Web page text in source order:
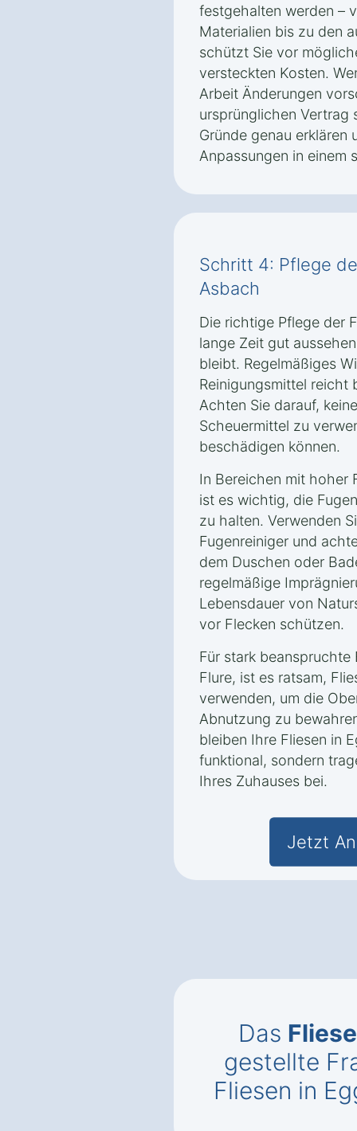
festgehalten werden –
Materialien bis zu den
schützt Sie vor
versteckten Kosten.
Arbeit Änderungen
ursprünglichen Vertrag
Gründe genau erklären
Anpassungen in einem
Schritt 4: Pflege
Asbach
Die richtige Pflege der
lange Zeit gut
bleibt. Regelmäßiges
Reinigungsmittel reicht
Achten Sie darauf,
Scheuermittel zu
beschädigen können.
In Bereichen mit hoher
ist es wichtig, die
zu halten. Verwenden
Fugenreiniger und
dem Duschen oder
regelmäßige
Lebensdauer von
vor Flecken schützen.
Für stark
Flure, ist es ratsam,
verwenden, um die
Abnutzung zu
bleiben Ihre Fliesen in
funktional, sondern
Ihres Zuhauses bei.
Jetzt
Das
gestellte
Fliesen in